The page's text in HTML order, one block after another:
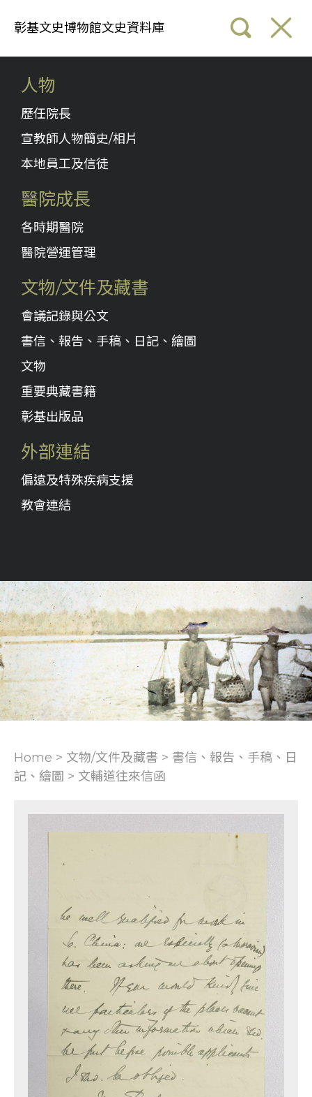
彰基文史博物館文史資料庫
人物
歷任院長
宣教師人物簡史/相片
本地員工及信徒
醫院成長
各時期醫院
醫院營運管理
文物/文件及藏書
會議記錄與公文
書信、報告、手稿、日記、繪圖
文物
重要典藏書籍
彰基出版品
外部連結
偏遠及特殊疾病支援
教會連結
Home > 文物/文件及藏書 > 書信、報告、手稿、日
記、繪圖 > 文輔道往來信函